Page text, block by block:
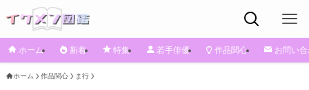
ホーム 新着 特集 若手俳優 作品関心 お問い
ホーム 作品関心 ま行